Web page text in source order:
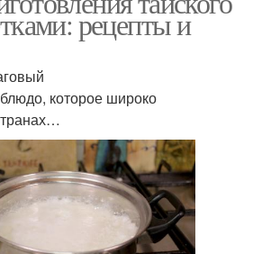
рецепты и
которое широко